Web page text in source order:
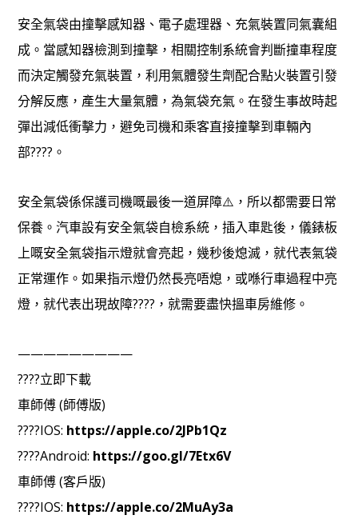
安全氣袋由撞擊感知器、電子處理器、充氣裝置同氣囊組
成。當感知器檢測到撞擊，相關控制系統會判斷撞車程度
而決定觸發充氣裝置，利用氣體發生劑配合點火裝置引發
分解反應，產生大量氣體，為氣袋充氣。在發生事故時起
彈出減低衝擊力，避免司機和乘客直接撞擊到車輛內
部????。
安全氣袋係保護司機嘅最後一道屏障⚠️，所以都需要日常
保養。汽車設有安全氣袋自檢系統，插入車匙後，儀錶板
上嘅安全氣袋指示燈就會亮起，幾秒後熄滅，就代表氣袋
正常運作。如果指示燈仍然長亮唔熄，或喺行車過程中亮
燈，就代表出現故障????，就需要盡快搵車房維修。
—————————
????立即下載
車師傅 (師傅版)
????IOS: https://apple.co/2JPb1Qz
????Android: https://goo.gl/7Etx6V
車師傅 (客戶版)
????IOS: https://apple.co/2MuAy3a